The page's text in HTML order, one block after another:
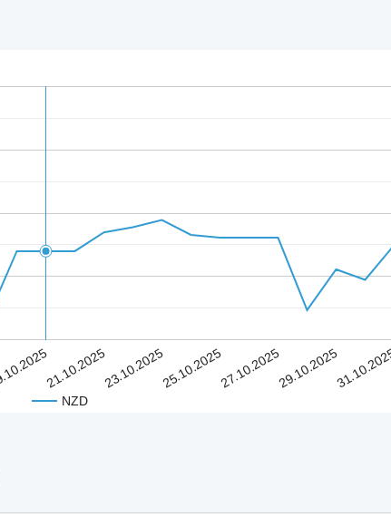
NZD
21.10.202523.10.202525.10.202527.10.202529.10.2025